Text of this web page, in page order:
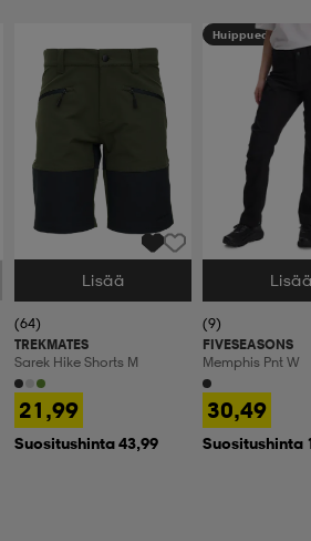
Valitse Koko
Lisää
(64)
TREKMATES
Sarek Hike Shorts M
21,99
Suositushinta 43,99
Huippuedullinen
Valitse Koko
(9)
FIVESEASONS
Memphis Pnt W
30,49
Suositushinta